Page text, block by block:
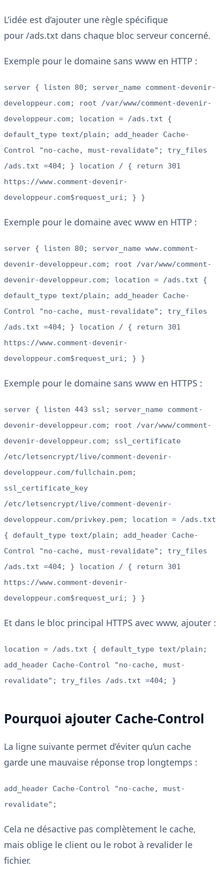
L’idée est d’ajouter une règle spécifique
pour /ads.txt dans chaque bloc serveur concerné.
Exemple pour le domaine sans www en HTTP :
server { listen 80; server_name comment-devenir-
developpeur.com; root /var/www/comment-devenir-
developpeur.com; location = /ads.txt {
default_type text/plain; add_header Cache-
Control "no-cache, must-revalidate"; try_files
/ads.txt =404; } location / { return 301
https://www.comment-devenir-
developpeur.com$request_uri; } }
Exemple pour le domaine avec www en HTTP :
server { listen 80; server_name www.comment-
devenir-developpeur.com; root /var/www/comment-
devenir-developpeur.com; location = /ads.txt {
default_type text/plain; add_header Cache-
Control "no-cache, must-revalidate"; try_files
/ads.txt =404; } location / { return 301
https://www.comment-devenir-
developpeur.com$request_uri; } }
Exemple pour le domaine sans www en HTTPS :
server { listen 443 ssl; server_name comment-
devenir-developpeur.com; root /var/www/comment-
devenir-developpeur.com; ssl_certificate
/etc/letsencrypt/live/comment-devenir-
developpeur.com/fullchain.pem;
ssl_certificate_key
/etc/letsencrypt/live/comment-devenir-
developpeur.com/privkey.pem; location = /ads.txt
{ default_type text/plain; add_header Cache-
Control "no-cache, must-revalidate"; try_files
/ads.txt =404; } location / { return 301
https://www.comment-devenir-
developpeur.com$request_uri; } }
Et dans le bloc principal HTTPS avec www, ajouter :
location = /ads.txt { default_type text/plain;
add_header Cache-Control "no-cache, must-
revalidate"; try_files /ads.txt =404; }
Pourquoi ajouter Cache-Control
La ligne suivante permet d’éviter qu’un cache
garde une mauvaise réponse trop longtemps :
add_header Cache-Control "no-cache, must-
revalidate";
Cela ne désactive pas complètement le cache,
mais oblige le client ou le robot à revalider le
fichier.